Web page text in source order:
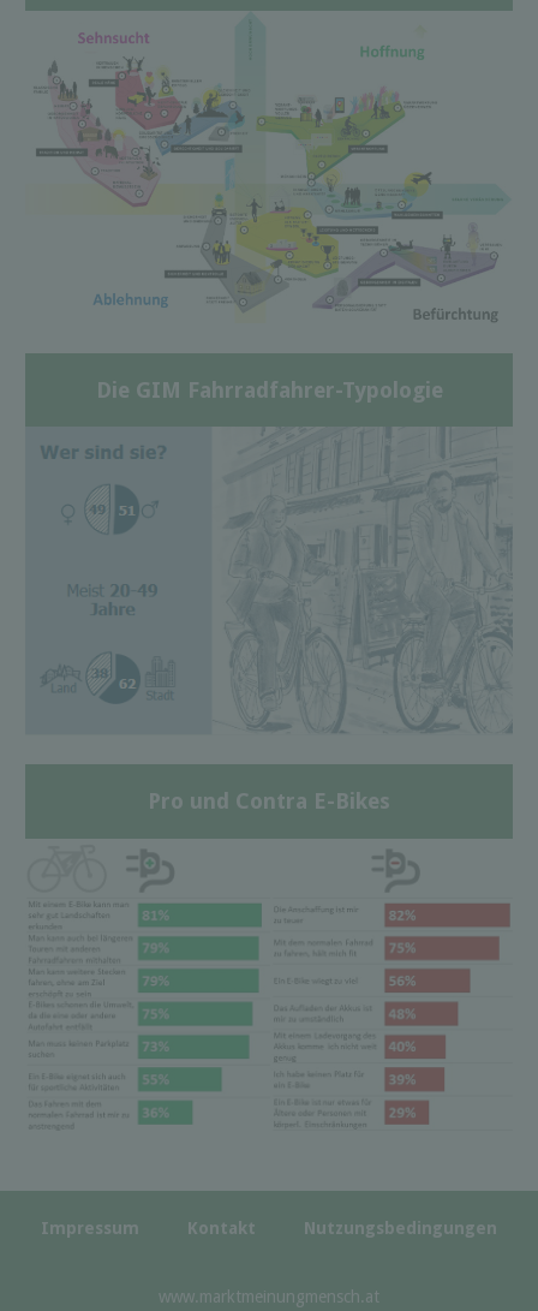
Die GIM Fahrradfahrer-Typologie
Pro und Contra E-Bikes
Impressum Kontakt Nutzungsbedingungen
www.marktmeinungmensch.at